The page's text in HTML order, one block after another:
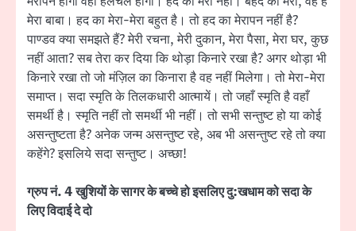
मेरा बाबा। हद का मेरा-मेरा बहुत है। तो हद का मेरापन नहीं है?
पाण्डव क्या समझते हैं? मेरी रचना, मेरी दुकान, मेरा पैसा, मेरा घर, कुछ
नहीं आता? सब तेरा कर दिया कि थोड़ा किनारे रखा है? अगर थोड़ा भी
किनारे रखा तो जो मंज़िल का किनारा है वह नहीं मिलेगा। तो मेरा-मेरा
समाप्त। सदा स्मृति के तिलकधारी आत्मायें। तो जहाँ स्मृति है वहाँ
समर्थी है। स्मृति नहीं तो समर्थी भी नहीं। तो सभी सन्तुष्ट हो या कोई
असन्तुष्टता है? अनेक जन्म असन्तुष्ट रहे, अब भी असन्तुष्ट रहे तो क्या
कहेंगे? इसलिये सदा सन्तुष्ट। अच्छा!
ग्रुप नं. 4 खुशियों के सागर के बच्चे हो इसलिए दु:खधाम को सदा के
लिए विदाई दे दो